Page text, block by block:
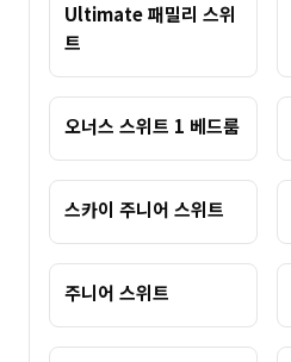
Ultimate 패밀리 스위
트
오너스 스위트 1 베드룸
스카이 주니어 스위트
주니어 스위트